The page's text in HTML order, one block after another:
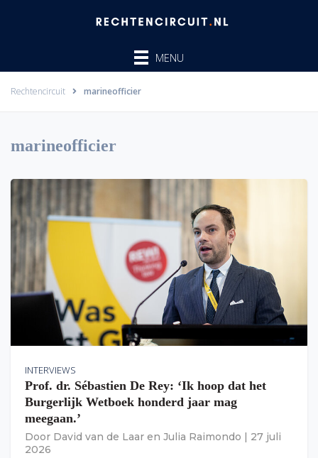
MENU
Rechtencircuit marineofficier
marineofficier
INTERVIEWS
Prof. dr. Sébastien De Rey: ‘Ik hoop dat het
Burgerlijk Wetboek honderd jaar mag
meegaan.’
Door David van de Laar en Julia Raimondo
27 juli
2026